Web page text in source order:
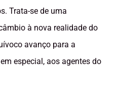
Trata-se de uma
à nova realidade do
avanço para a
especial, aos agentes do